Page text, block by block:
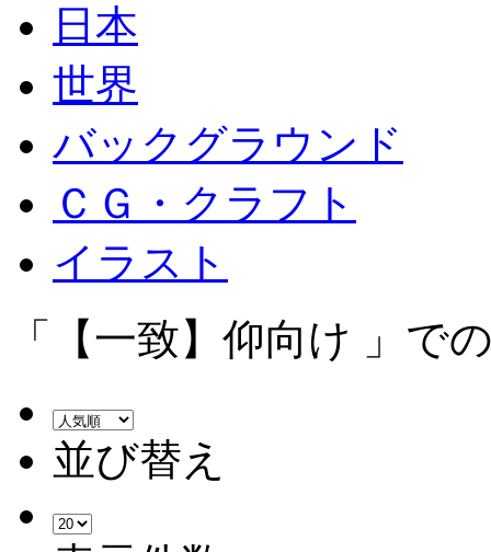
日本
世界
バックグラウンド
ＣＧ・クラフト
イラスト
「【一致】仰向け 」で
並び替え